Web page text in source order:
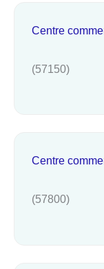
Centre
(57150)
Centre
(57800)